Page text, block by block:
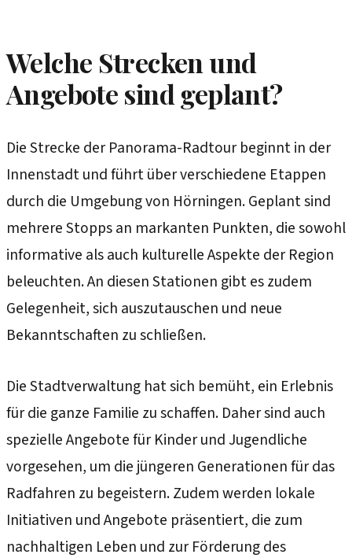
Welche Strecken und
Angebote sind geplant?
Die Strecke der Panorama-Radtour beginnt in der
Innenstadt und führt über verschiedene Etappen
durch die Umgebung von Hörningen. Geplant sind
mehrere Stopps an markanten Punkten, die sowohl
informative als auch kulturelle Aspekte der Region
beleuchten. An diesen Stationen gibt es zudem
Gelegenheit, sich auszutauschen und neue
Bekanntschaften zu schließen.
Die Stadtverwaltung hat sich bemüht, ein Erlebnis
für die ganze Familie zu schaffen. Daher sind auch
spezielle Angebote für Kinder und Jugendliche
vorgesehen, um die jüngeren Generationen für das
Radfahren zu begeistern. Zudem werden lokale
Initiativen und Angebote präsentiert, die zum
nachhaltigen Leben und zur Förderung des